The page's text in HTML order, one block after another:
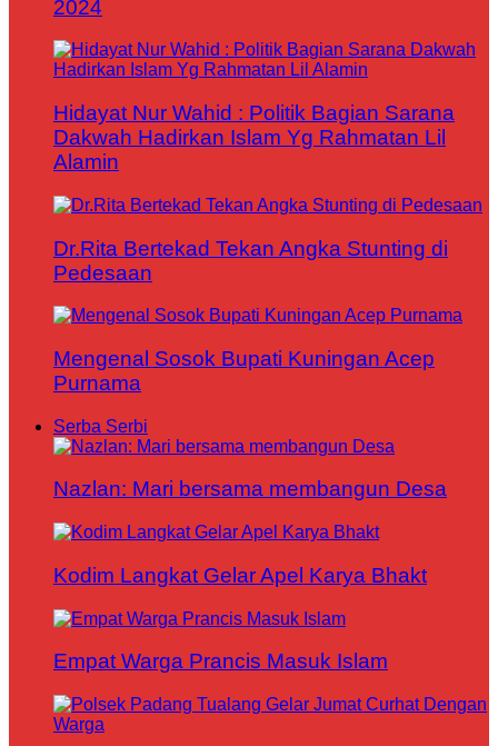
2024
Hidayat Nur Wahid : Politik Bagian Sarana
Dakwah Hadirkan Islam Yg Rahmatan Lil
Alamin
Dr.Rita Bertekad Tekan Angka Stunting di
Pedesaan
Mengenal Sosok Bupati Kuningan Acep
Purnama
Serba Serbi
Nazlan: Mari bersama membangun Desa
Kodim Langkat Gelar Apel Karya Bhakt
Empat Warga Prancis Masuk Islam